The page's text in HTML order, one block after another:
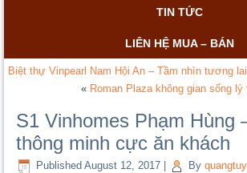
TIN TỨC
LIÊN HỆ MUA – BÁN
Biệt thự Vinpearl Nam Hội An – Tầm nhìn tương lai
« Roman Plaza không gian sống
S1 Vinhomes Phạm Hùng
thông minh cực ăn khách
Published August 12, 2017 By